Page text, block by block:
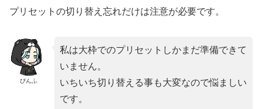
プリセットの切り替え忘れだけは注意が必要です。
ぴんふ
私は大枠でのプリセットしかまだ準備できて
いません。
いちいち切り替える事も大変なので悩ましい
です。